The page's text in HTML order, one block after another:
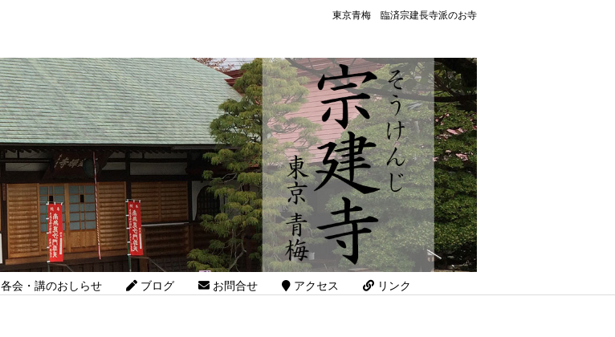
東京青梅 臨済宗建長寺派のお寺
各会・講のおしらせ ブログ お問合せ アクセス リンク